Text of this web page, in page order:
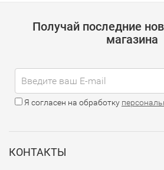
Получай последние
магазина
Я согласен на обработку
КОНТАКТЫ